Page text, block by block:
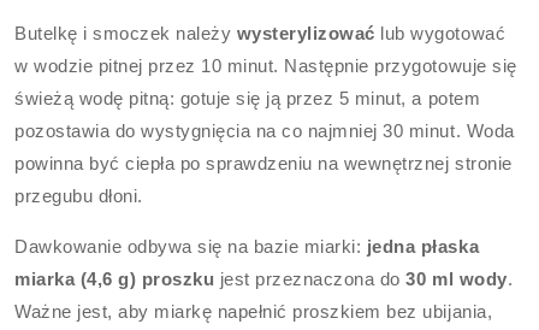
Butelkę i smoczek należy wysterylizować lub wygotować
w wodzie pitnej przez 10 minut. Następnie przygotowuje się
świeżą wodę pitną: gotuje się ją przez 5 minut, a potem
pozostawia do wystygnięcia na co najmniej 30 minut. Woda
powinna być ciepła po sprawdzeniu na wewnętrznej stronie
przegubu dłoni.
Dawkowanie odbywa się na bazie miarki: jedna płaska
miarka (4,6 g) proszku jest przeznaczona do30 ml wody.
Ważne jest, aby miarkę napełnić proszkiem bez ubijania,